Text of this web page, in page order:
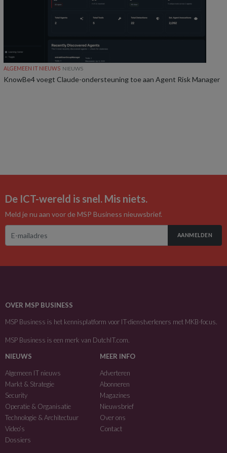
ALGEMEEN IT NIEUWS NIEUWS
KnowBe4 voegt Claude-ondersteuning toe aan Agent Risk Manager
De ICT-wereld is snel. Mis niets.
Meld je nu aan voor de MSP Business nieuwsbrief.
AANMELDEN
OVER MSP BUSINESS
MSP Business is het kennisplatform voor IT-dienstverleners met MKB-focus.
MSP Business is een merk van DutchIT.com.
NIEUWS
Algemeen IT nieuws
Markt & Strategie
Security
Operatie & Organisatie
Technologie & Architectuur
Video’s
Dossiers
MEER INFO
Adverteren
Abonneren
Magazines
Nieuwsbrief
Over ons
Contact